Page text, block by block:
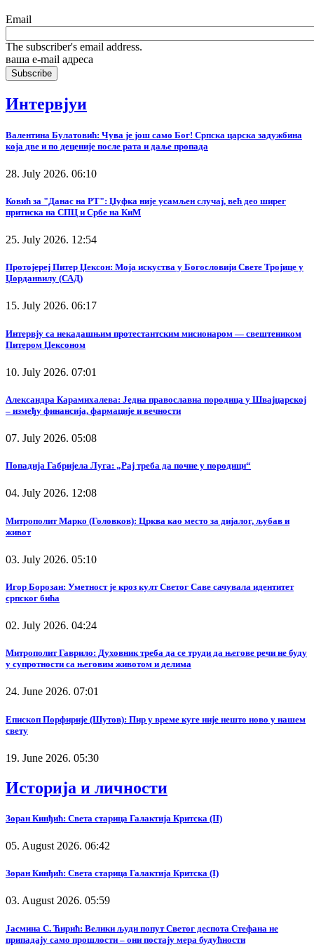
Email
The subscriber's email address.
ваша е-mail адреса
Интервјуи
Валентина Булатовић: Чува је још само Бог! Српска царска задужбина
која две и по деценије после рата и даље пропада
28. July 2026. 06:10
Ковић за "Данас на РТ": Џуфка није усамљен случај, већ део ширег
притиска на СПЦ и Србе на КиМ
25. July 2026. 12:54
Протојереј Питер Џексон: Моја искуства у Богословији Свете Тројице у
Џорданвилу (САД)
15. July 2026. 06:17
Интервју са некадашњим протестантским мисионаром — свештеником
Питером Џексоном
10. July 2026. 07:01
Александра Карамихалева: Једна православна породица у Швајцарској
– између финансија, фармације и вечности
07. July 2026. 05:08
Попадија Габријела Луга: „Рај треба да почне у породици“
04. July 2026. 12:08
Митрополит Марко (Головков): Црква као место за дијалог, љубав и
живот
03. July 2026. 05:10
Игор Борозан: Уметност је кроз култ Светог Саве сачувала идентитет
српског бића
02. July 2026. 04:24
Митрополит Гаврило: Духовник треба да се труди да његове речи не буду
у супротности са његовим животом и делима
24. June 2026. 07:01
Епископ Порфирије (Шутов): Пир у време куге није нешто ново у нашем
свету
19. June 2026. 05:30
Историја и личности
Зоран Кинђић: Света старица Галактија Критска (II)
05. August 2026. 06:42
Зоран Кинђић: Света старица Галактија Критска (I)
03. August 2026. 05:59
Јасмина С. Ћирић: Велики људи попут Светог деспота Стефана не
припадају само прошлости – они постају мера будућности